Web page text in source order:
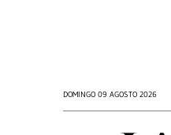
DOMINGO 09 AGOSTO 2026